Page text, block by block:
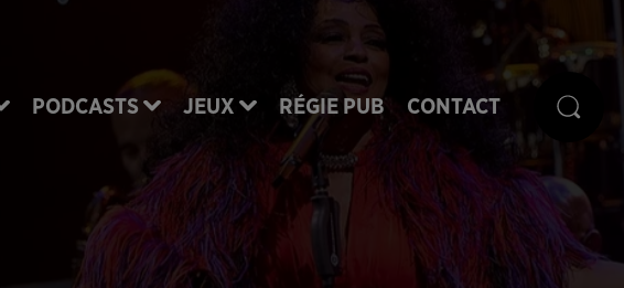
PODCASTS JEUX RÉGIE PUB CONTACT